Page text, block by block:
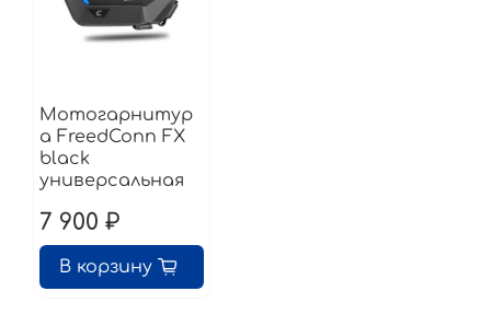
Мотогарнитур
а FreedConn FX
black
универсальная
7 900 ₽
В корзину